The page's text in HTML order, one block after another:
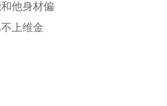
他身材偏
上维金